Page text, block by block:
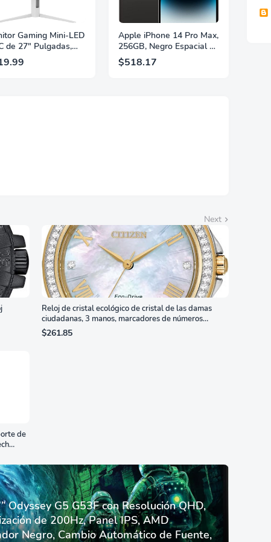
Gaming Mini-LED
de 27" Pulgadas,
2560×1440, 320Hz,
GtG, DisplayHDR,
Apple iPhone 14 Pro Max,
256GB, Negro Espacial -
Desbloqueado
(Renovado)
$518.17
Next
Reloj de cristal ecológico de cristal de las damas
ciudadanas, 3 manos, marcadores de números
romanos, dial de nácar
$261.85
de
Odyssey G5 G53F con Resolución QHD,
de 200Hz, Panel IPS, AMD
Negro, Cambio Automático de Fuente,